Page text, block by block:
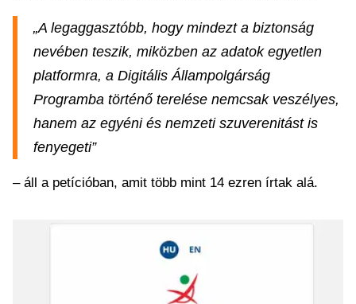
„A legaggasztóbb, hogy mindezt a biztonság
nevében teszik, miközben az adatok egyetlen
platformra, a Digitális Állampolgárság
Programba történő terelése nemcsak veszélyes,
hanem az egyéni és nemzeti szuverenitást is
fenyegeti”
– áll a petícióban, amit több mint 14 ezren írtak alá.